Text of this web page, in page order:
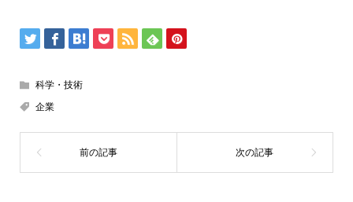
科学・技術
企業